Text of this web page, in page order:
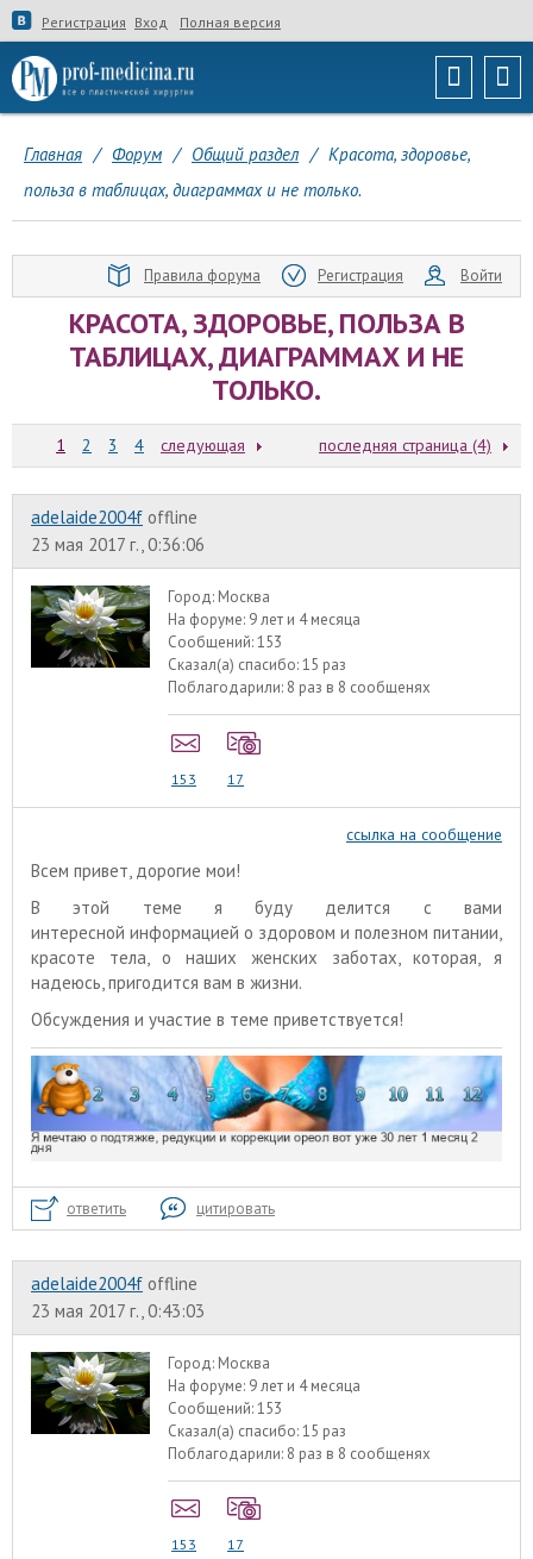
Регистрация Вход Полная версия
Главная / Форум / Общий раздел / Красота, здоровье,
польза в таблицах, диаграммах и не только.
Правила форума Регистрация Войти
КРАСОТА, ЗДОРОВЬЕ, ПОЛЬЗА В
ТАБЛИЦАХ, ДИАГРАММАХ И НЕ
ТОЛЬКО.
1 2 3 4 следующая последняя страница (4)
adelaide2004f offline
23 мая 2017 г., 0:36:06
Город: Москва
На форуме: 9 лет и 4 месяца
Сообщений:153
Сказал(а) спасибо:15 раз
Поблагодарили: 8 раз в 8 сообщенях
153 17
ссылка на сообщение
Всем привет, дорогие мои!
В этой теме я буду делится с вами
интересной информацией о здоровом и полезном питании,
красоте тела, о наших женских заботах, которая, я
надеюсь, пригодится вам в жизни.
Обсуждения и участие в теме приветствуется!
ответить цитировать
adelaide2004f offline
23 мая 2017 г., 0:43:03
Город: Москва
На форуме: 9 лет и 4 месяца
Сообщений:153
Сказал(а) спасибо:15 раз
Поблагодарили: 8 раз в 8 сообщенях
153 17